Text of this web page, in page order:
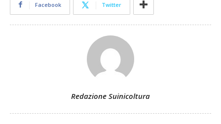
Facebook Twitter
Redazione Suinicoltura